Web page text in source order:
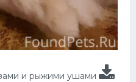
и рыжими ушами